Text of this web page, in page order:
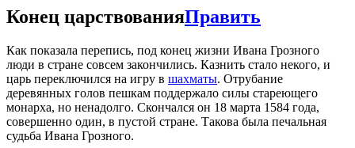
Конец царствованияПравить
Как показала перепись, под конец жизни Ивана Грозного
люди в стране совсем закончились. Казнить стало некого, и
царь переключился на игру в шахматы. Отрубание
деревянных голов пешкам поддержало силы стареющего
монарха, но ненадолго. Скончался он 18 марта 1584 года,
совершенно один, в пустой стране. Такова была печальная
судьба Ивана Грозного.